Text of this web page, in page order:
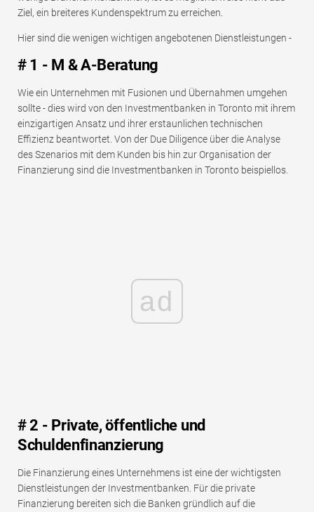
Ziel, ein breiteres Kundenspektrum zu erreichen.
Hier sind die wenigen wichtigen angebotenen Dienstleistungen -
# 1 - M & A-Beratung
Wie ein Unternehmen mit Fusionen und Übernahmen umgehen
sollte - dies wird von den Investmentbanken in Toronto mit ihrem
einzigartigen Ansatz und ihrer erstaunlichen technischen
Effizienz beantwortet. Von der Due Diligence über die Analyse
des Szenarios mit dem Kunden bis hin zur Organisation der
Finanzierung sind die Investmentbanken in Toronto beispiellos.
ad
# 2 - Private, öffentliche und
Schuldenfinanzierung
Die Finanzierung eines Unternehmens ist eine der wichtigsten
Dienstleistungen der Investmentbanken. Für die private
Finanzierung bereiten sich die Banken gründlich auf die